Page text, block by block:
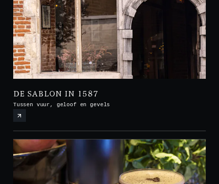
DE SABLON IN 1587
Tussen vuur, geloof en gevels